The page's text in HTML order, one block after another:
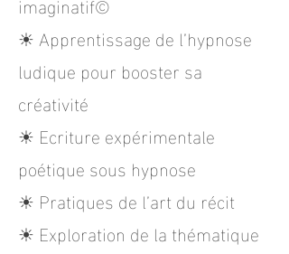
☀︎ Apprentissage de l’hypnose
ludique pour booster sa
créativité
☀︎ Ecriture expérimentale
poétique sous hypnose
☀︎ Pratiques de l’art du récit
☀︎ Exploration de la thématique